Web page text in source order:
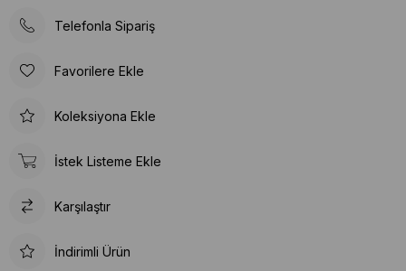
Telefonla Sipariş
Favorilere Ekle
Koleksiyona Ekle
İstek Listeme Ekle
Karşılaştır
İndirimli Ürün